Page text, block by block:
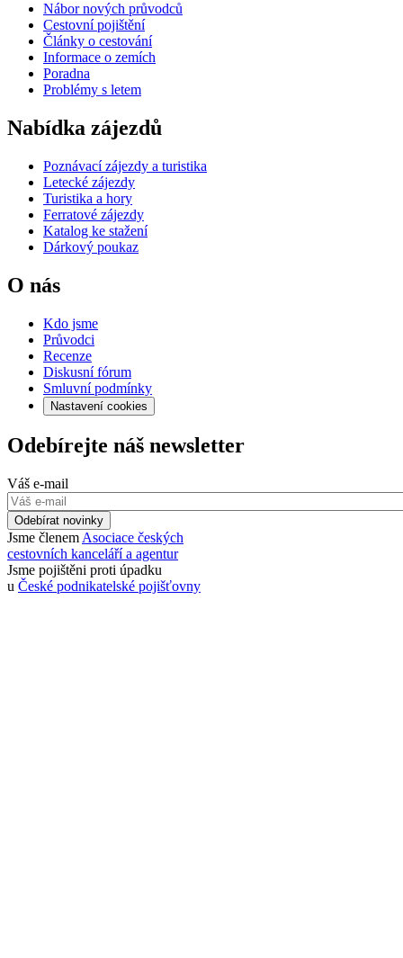
Nábor nových průvodců
Cestovní pojištění
Články o cestování
Informace o zemích
Poradna
Problémy s letem
Nabídka zájezdů
Poznávací zájezdy a turistika
Letecké zájezdy
Turistika a hory
Ferratové zájezdy
Katalog ke stažení
Dárkový poukaz
O nás
Kdo jsme
Průvodci
Recenze
Diskusní fórum
Smluvní podmínky
Nastavení cookies
Odebírejte náš newsletter
Váš e-mail
Odebírat novinky
Jsme členem Asociace českých
cestovních kanceláří a agentur
Jsme pojištěni proti úpadku
u České podnikatelské pojišťovny